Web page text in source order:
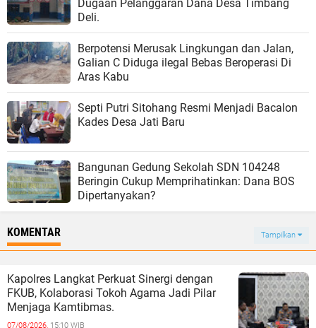
Dugaan Pelanggaran Dana Desa Timbang
Deli.
Berpotensi Merusak Lingkungan dan Jalan,
Galian C Diduga ilegal Bebas Beroperasi Di
Aras Kabu
Septi Putri Sitohang Resmi Menjadi Bacalon
Kades Desa Jati Baru
Bangunan Gedung Sekolah SDN 104248
Beringin Cukup Memprihatinkan: Dana BOS
Dipertanyakan?
KOMENTAR Tampilkan
Kapolres Langkat Perkuat Sinergi dengan
FKUB, Kolaborasi Tokoh Agama Jadi Pilar
Menjaga Kamtibmas.
07/08/2026, 15:10 WIB